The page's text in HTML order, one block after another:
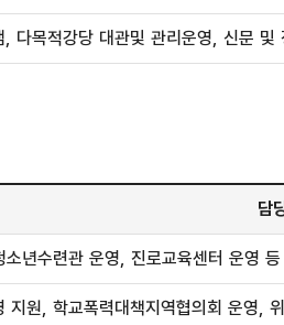
다목적강당 대관및 관리운영, 신문 및
담
년수련관 운영, 진로교육센터 운영 등
지원, 학교폭력대책지역협의회 운영,